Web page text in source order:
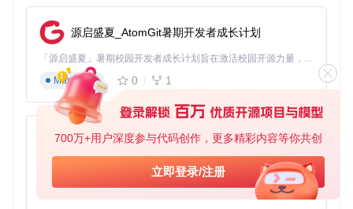
700万+用户深度参与代码创作，更多精彩内容等你共创
立即登录/注册
钟）
出现"准备就绪"提示后，安全移除U盘
⌛ 预估完成时间：10-15分钟（取决于U盘速度和镜像大小）
重点总结：整个制作流程分为参数配置、优化设置和进度监
控三个阶段，关键在于根据目标电脑的启动模式选择正确的分
区方案，并根据系统类型调整文件系统格式。
高级应用：超越基础的启动盘技巧
源启盛夏_AtomGit暑期开发者成长计划
「源启盛夏」暑期校园开发者成长计划旨在激活校园开源力量，通过积分激励、认证扶持、资源倾斜等形式，引导高校组织和开发者完成「入驻 — 建项目 — 做贡献 — 获认证 — 得资源」的完整闭环。无论你是想带领社团入驻平台的组织者，还是希望用代码贡献证明自己的开发者，都能在这里找到属于你的成长路径。
Markdown
0 1
py-xiaozhi
基于Python的Xiaozhi AI，适用于想要完整Xiaozhi体验而无需拥有专用硬件的用户。
Python
0 1